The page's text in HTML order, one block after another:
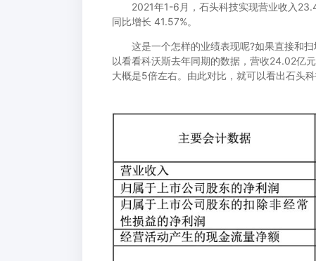
2021年1-6月，石头科技实现营业收入
同比增长 41.57%。
这是一个怎样的业绩表现呢?如果直接和扫
以看看科沃斯去年同期的数据，营收24.02亿
大概是5倍左右。由此对比，就可以看出石头科